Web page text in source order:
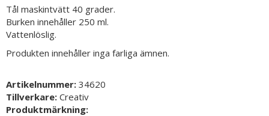
Tål maskintvätt 40 grader.
Burken innehåller 250 ml.
Vattenlöslig.
Produkten innehåller inga farliga ämnen.
Artikelnummer: 34620
Tillverkare: Creativ
Produktmärkning: